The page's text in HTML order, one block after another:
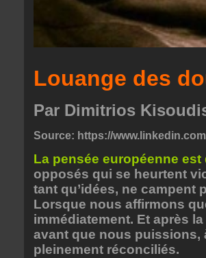
Louange des
Par Dimitrios
Source: https://
La pensée européenne est
opposés qui se heurtent
tant qu’idées, ne campent
Lorsque nous affirmons
immédiatement. Et après
avant que nous puissions,
pleinement réconciliés.